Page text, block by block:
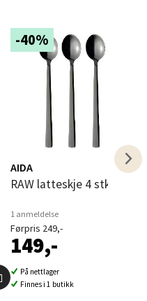
-40%
AIDA
RAW latteskje 4 stk svart
1 anmeldelse
Førpris 249,-
149,-
På nettlager
Finnes i 1 butikk